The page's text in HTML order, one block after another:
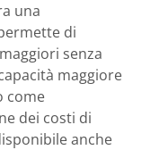
una
di
senza
maggiore
come
dei costi di
anche